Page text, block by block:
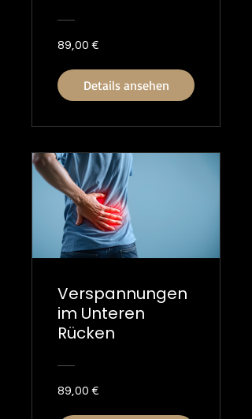
89,00 €
Details ansehen
Verspannungen
im Unteren
Rücken
89,00 €